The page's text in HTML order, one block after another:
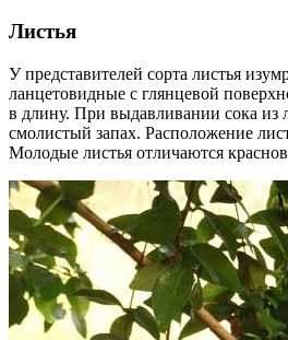
Листья
У представителей сорта листья
ланцетовидные с глянцевой
в длину. При выдавливании сока из
смолистый запах. Расположение
Молодые листья отличаются